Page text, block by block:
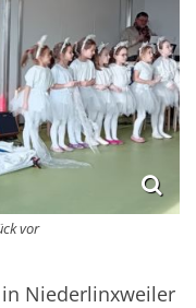
vor
Niederlinxweiler